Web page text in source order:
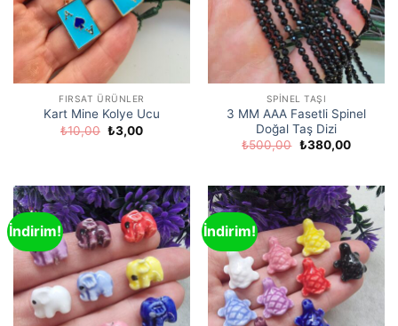
FIRSAT ÜRÜNLER
Kart Mine Kolye Ucu
₺10,00 Orijinal
fiyat:
₺3,00Şu
SPINEL TAŞI
3 MM AAA Fasetli Spinel
Doğal Taş Dizi
₺500,00 Orijinal
₺380,00Şu
İndirim! İndirim!